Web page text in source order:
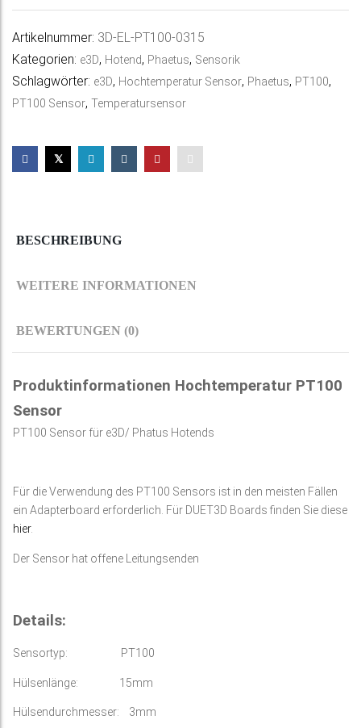
Artikelnummer: 3D-EL-PT100-0315
Kategorien: e3D, Hotend, Phaetus, Sensorik
Schlagwörter: e3D, Hochtemperatur Sensor, Phaetus, PT100,
PT100 Sensor, Temperatursensor
BESCHREIBUNG
WEITERE INFORMATIONEN
BEWERTUNGEN (0)
Produktinformationen Hochtemperatur PT100
Sensor
PT100 Sensor für e3D/ Phatus Hotends
Für die Verwendung des PT100 Sensors ist in den meisten Fällen
ein Adapterboard erforderlich. Für DUET3D Boards finden Sie diese
hier.
Der Sensor hat offene Leitungsenden
Details:
Sensortyp: PT100
Hülsenlänge: 15mm
Hülsendurchmesser: 3mm